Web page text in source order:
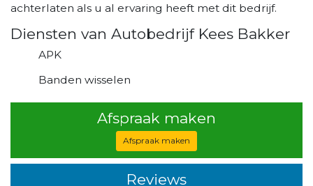
achterlaten als u al ervaring heeft met dit bedrijf.
Diensten van Autobedrijf Kees Bakker
APK
Banden wisselen
Afspraak maken
Afspraak maken
Reviews